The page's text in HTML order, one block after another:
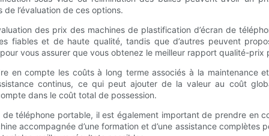
l’évaluation de ces options.
des prix des machines de plastification d’écran de
fiables et de haute qualité, tandis que d’autres peuvent
vous assurer que vous obtenez le meilleur rapport qualité-prix
en compte les coûts à long terme associés à la maintenance
continus, ce qui peut ajouter de la valeur au coût
dans le coût total de possession.
téléphone portable, il est également important de prendre en
accompagnée d’une formation et d’une assistance